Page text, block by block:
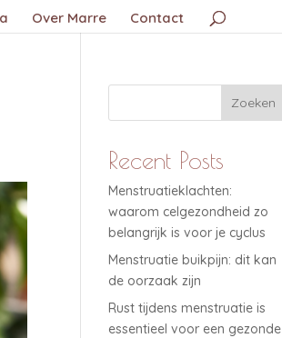
Over Marre Contact
Zoeken
Recent Posts
Menstruatieklachten:
waarom celgezondheid zo
belangrijk is voor je cyclus
Menstruatie buikpijn: dit kan
de oorzaak zijn
Rust tijdens menstruatie is
essentieel voor een gezonde